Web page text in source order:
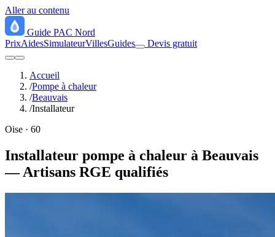
Aller au contenu
Guide PAC Nord
PrixAidesSimulateurVillesGuides Devis gratuit
Accueil
/Pompe à chaleur
/Beauvais
/Installateur
Oise · 60
Installateur pompe à chaleur à Beauvais
— Artisans RGE qualifiés